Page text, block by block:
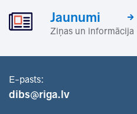
Jaunumi
Ziņas un informācija
E-pasts:
dibs@riga.lv